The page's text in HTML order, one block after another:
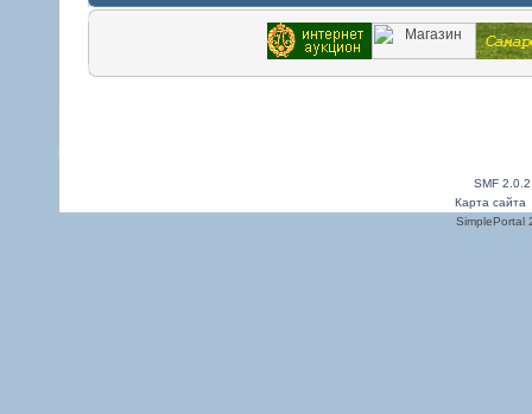
SMF
Карта сайта
SimplePortal